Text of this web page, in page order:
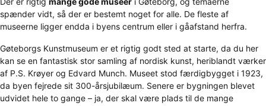
spænder vidt, så der er bestemt noget for alle. De fleste af
museerne ligger endda i byens centrum eller i gåafstand herfra.
Gøteborgs Kunstmuseum er et rigtig godt sted at starte, da du her
kan se en fantastisk stor samling af nordisk kunst, heriblandt værker
af P.S. Krøyer og Edvard Munch. Museet stod færdigbygget i 1923,
da byen fejrede sit 300-årsjubilæum. Senere er bygningen blevet
udvidet hele to gange – ja, der skal være plads til de mange